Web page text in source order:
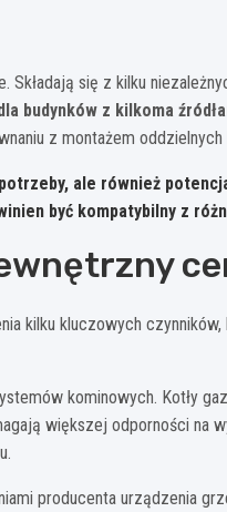
się z kilku
budynków z kilkoma
z montażem oddzielnych
ale również
być kompatybilny z
kilku kluczowych
kominowych. Kotły
większej odporności na
producenta urządzenia